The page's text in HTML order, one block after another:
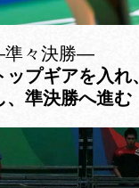
準々決勝―
ップギアを入れ
、準決勝へ進む